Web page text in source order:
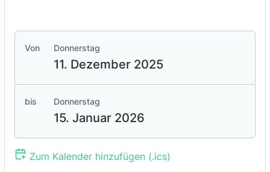
Von Donnerstag
11. Dezember 2025
bis Donnerstag
15. Januar 2026
Zum Kalender hinzufügen (.ics)